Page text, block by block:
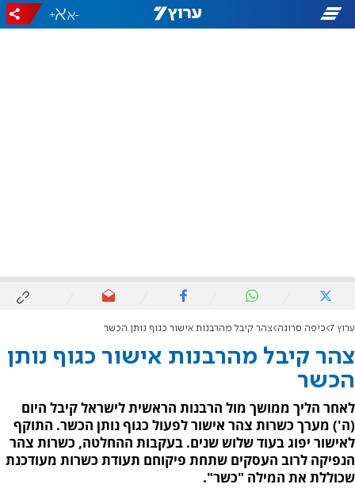
-
+
ערוץ 7 כיפה סרוגה צהר קיבל מהרבנות אישור כגוף נותן הכשר
צהר קיבל מהרבנות אישור כגוף נותן
הכשר
לאחר הליך ממושך מול הרבנות הראשית לישראל קיבל היום
(ה') מערך כשרות צהר אישור לפעול כגוף נותן הכשר. התוקף
לאישור יפוג בעוד שלוש שנים. בעקבות ההחלטה, כשרות צהר
הנפיקה לרוב העסקים שתחת פיקוחם תעודת כשרות מעודכנת
שכוללת את המילה "כשר".